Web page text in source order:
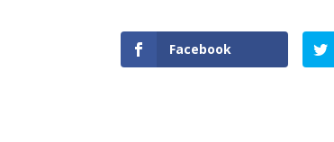
Facebook